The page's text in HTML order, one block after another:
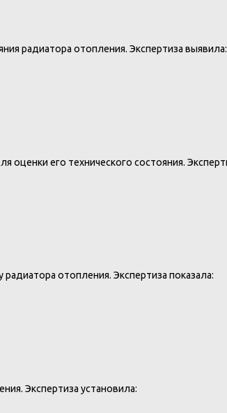
радиатора отопления. Экспертиза выявила:
его технического состояния.
отопления. Экспертиза показала:
Экспертиза установила: